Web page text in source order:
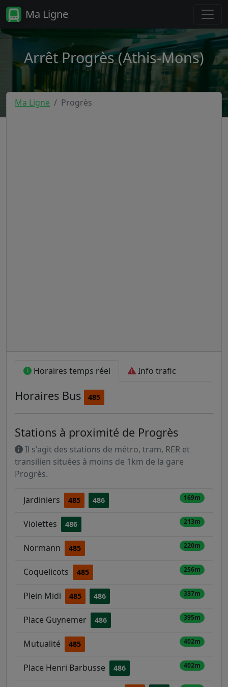
Ma Ligne
Arrêt Progrès (Athis-Mons)
Ma Ligne Progrès
Horaires temps réel Info trafic
Horaires Bus 485
Stations à proximité de Progrès
Il s'agit des stations de métro, tram, RER et
transilien situées à moins de 1km de la gare
Progrès.
Jardiniers 485 486 169m
Violettes 486 213m
Normann 485 220m
Coquelicots 485 256m
Plein Midi 485 486 337m
Place Guynemer 486 395m
Mutualité 485 402m
Place Henri Barbusse 486 402m